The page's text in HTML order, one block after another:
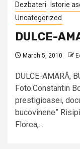
Dezbateri Istorie
Uncategorized
DULCE-
March 5, 2010
DULCE-AMARĂ,
Foto.Constantin
prestigioasei,
bucovinene”
Florea,...